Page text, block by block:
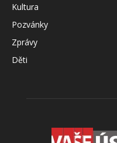
Kultura
Pozvánky
Zprávy
Děti